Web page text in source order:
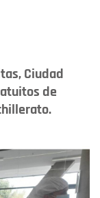
Ciudad
de